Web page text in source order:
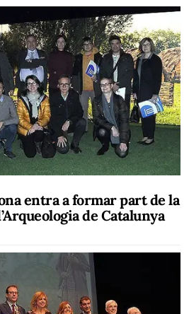
entra a formar part de la
de Catalunya